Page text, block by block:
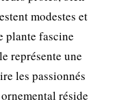
modestes et
plante fascine
représente une
les passionnés
réside